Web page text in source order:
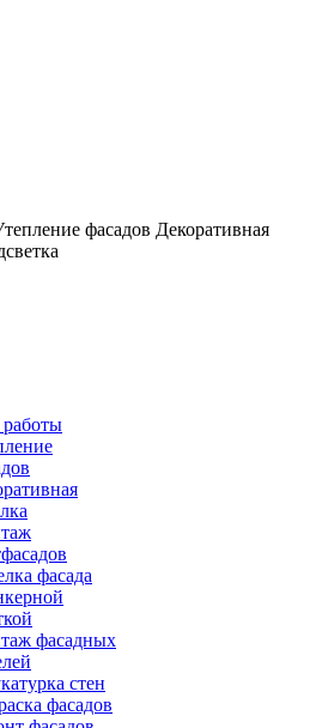
фасадов Декоративная
фасада
фасадных
стен
фасадов